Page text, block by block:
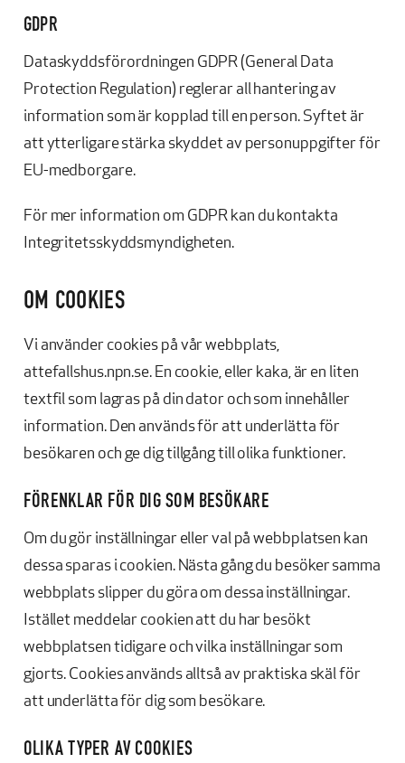
GDPR
Dataskyddsförordningen GDPR (General Data
Protection Regulation) reglerar all hantering av
information som är kopplad till en person. Syftet är
att ytterligare stärka skyddet av personuppgifter för
EU-medborgare.
För mer information om GDPR kan du kontakta
Integritetsskyddsmyndigheten.
OM COOKIES
Vi använder cookies på vår webbplats,
attefallshus.npn.se. En cookie, eller kaka, är en liten
textfil som lagras på din dator och som innehåller
information. Den används för att underlätta för
besökaren och ge dig tillgång till olika funktioner.
FÖRENKLAR FÖR DIG SOM BESÖKARE
Om du gör inställningar eller val på webbplatsen kan
dessa sparas i cookien. Nästa gång du besöker samma
webbplats slipper du göra om dessa inställningar.
Istället meddelar cookien att du har besökt
webbplatsen tidigare och vilka inställningar som
gjorts. Cookies används alltså av praktiska skäl för
att underlätta för dig som besökare.
OLIKA TYPER AV COOKIES